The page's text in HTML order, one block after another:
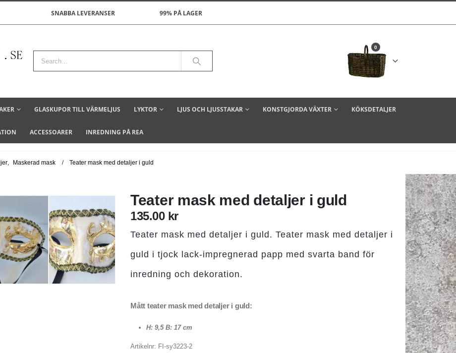
SNABBA LEVERANSER 99% PÅ LAGER
0
GLASKUPOR TILL VÄRMELJUS LYKTOR LJUS OCH LJUSSTAKAR KONSTGJORDA VÄXTER KÖKSDETALJER
ACCESSOARER INREDNING PÅ REA
Maskerad mask Teater mask med detaljer i guld
Teater mask med detaljer i guld
135.00 kr
Teater mask med detaljer i guld. Teater mask med detaljer i
guld i tjock lack-impregnerad papp med svarta band för
inredning och dekoration.
Mått teater mask med detaljer i guld:
H: 9,5 B: 17 cm
Artikelnr: FI-sy3223-2